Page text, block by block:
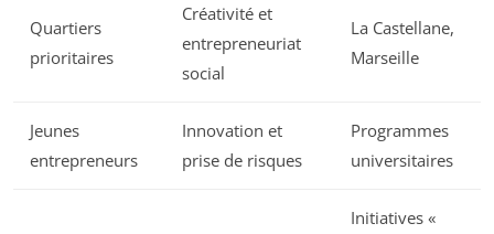
Quartiers
prioritaires
Créativité et
entrepreneuriat
social
La Castellane,
Marseille
Jeunes
entrepreneurs
Innovation et
prise de risques
Programmes
universitaires
Initiatives «